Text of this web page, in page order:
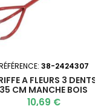
38-2424307
A FLEURS 3 DENTS
35 CM MANCHE BOIS
Prix
10,69 €